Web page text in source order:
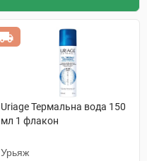
Uriage Термальна вода 150
мл 1 флакон
Урьяж